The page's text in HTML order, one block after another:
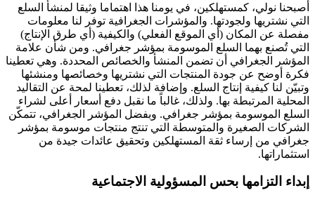
أصبحنا نولي، كمستهلكين، في يومنا هذا اهتماما وثيقا لمنشأ السلع
التي نشتريها ولجودتها. والمؤشرات الجغرافية توفر لنا معلومات
مفصلة عن المكان (أي الموقع الفعلي) والكيفية (أي طرق الإنتاج)
التي تُصنع بهما السلع الموسومة بمؤشر جغرافي. ومن شأن علامة
المؤشر الجغرافي أن تضمن المنشأ والخصائص المحددة. وهي تعطينا
فكرة أوضح عن جودة المنتجات التي نشتريها وخصائصها ومنشئها
وتبيّن لنا كيفية إنتاج السلع. وإضافة لذلك، تعطينا لمحة عن التقاليد
المحلية المرتبطة بها. ولذلك، غالباً ما نقبل دفع أسعار أعلى لشراء
السلع الموسومة بمؤشر جغرافي. وبفضل المؤشر الجغرافي، تتمكّن
الشركات الصغيرة والمتوسطة التي تنتج منتجات موسومة بمؤشر
جغرافي من إرساء ثقة المستهلكين وتحقيق عائدات جيدة من
استثماراتها.
إبداء التزامها بحس المسؤولية الاجتماعية